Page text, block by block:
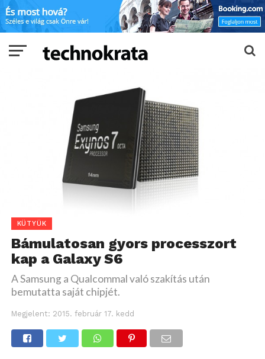
KÜTYÜK
Bámulatosan gyors processzort
kap a Galaxy S6
A Samsung a Qualcommal való szakítás után
bemutatta saját chipjét.
Megjelent: 2015. február 17. kedd